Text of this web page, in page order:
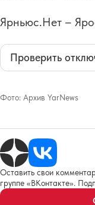
Ярньюс.Нет –
Проверить
Фото: Архив YarNews
Оставить свои
группе «ВКонтакте».